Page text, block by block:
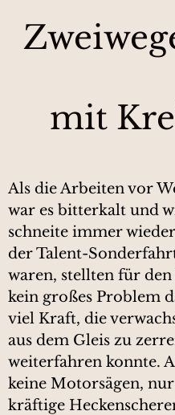
mit
Als die Arbeiten vor
war es bitterkalt und
schneite immer
der Talent-
waren, stellten für
kein großes Problem
viel Kraft, die
aus dem Gleis zu
weiterfahren konnte.
keine Motorsägen,
kräftige